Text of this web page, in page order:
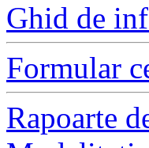
Ghid de
Formular
Rapoarte